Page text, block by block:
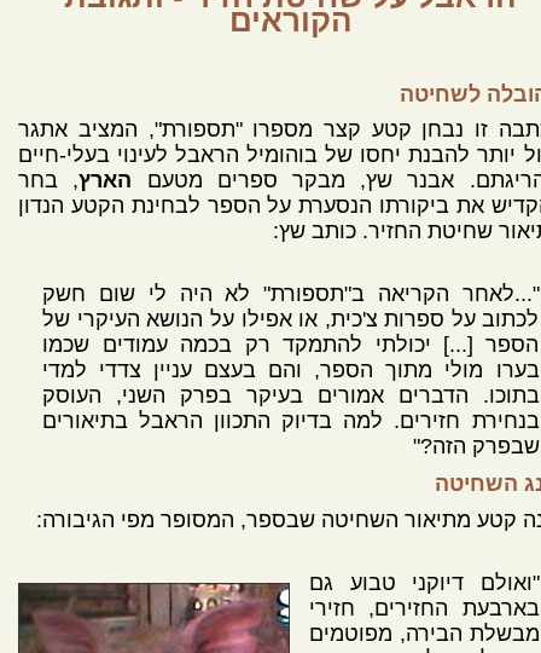
הקוראים
לשחיטה
זו נבחן קטע קצר מספרו "תספורת", המציב אתגר
יותר להבנת יחסו של בוהומיל הראבל לעינוי בעלי-חיים
אבנר שץ, מבקר ספרים מטעם הארץ, בחר
את ביקורתו הנסערת על הספר לבחינת הקטע הנדון
שחיטת החזיר. כותב שץ:
"...לאחר הקריאה ב"תספורת" לא היה לי שום חשק
לכתוב על ספרות צ'כית, או אפילו על הנושא העיקרי של
הספר [...] יכולתי להתמקד רק בכמה עמודים שכמו
בערו מולי מתוך הספר, והם בעצם עניין צדדי למדי
בתוכו. הדברים אמורים בעיקר בפרק השני, העוסק
בנחירת חזירים. למה בדיוק התכוון הראבל בתיאורים
שבפרק הזה?"
השחיטה
קטע מתיאור השחיטה שבספר, המסופר מפי הגיבורה:
"ואולם דיוקני טבוע גם
בארבעת החזירים, חזירי
מבשלת הבירה, מפוטמים